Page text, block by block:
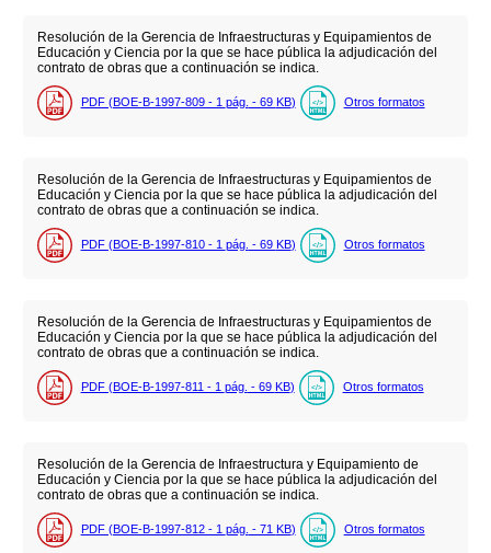
Resolución de la Gerencia de Infraestructuras y Equipamientos de
Educación y Ciencia por la que se hace pública la adjudicación del
contrato de obras que a continuación se indica.
PDF (BOE-B-1997-809 - 1 pág. - 69 KB) Otros formatos
Resolución de la Gerencia de Infraestructuras y Equipamientos de
Educación y Ciencia por la que se hace pública la adjudicación del
contrato de obras que a continuación se indica.
PDF (BOE-B-1997-810 - 1 pág. - 69 KB) Otros formatos
Resolución de la Gerencia de Infraestructuras y Equipamientos de
Educación y Ciencia por la que se hace pública la adjudicación del
contrato de obras que a continuación se indica.
PDF (BOE-B-1997-811 - 1 pág. - 69 KB) Otros formatos
Resolución de la Gerencia de Infraestructura y Equipamiento de
Educación y Ciencia por la que se hace pública la adjudicación del
contrato de obras que a continuación se indica.
PDF (BOE-B-1997-812 - 1 pág. - 71 KB) Otros formatos